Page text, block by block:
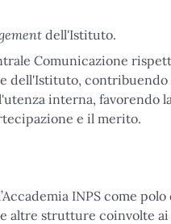
dell'Istituto.
Comunicazione
dell'Istituto,
interna, favorendo
e il merito.
INPS come
altre strutture coinvolte